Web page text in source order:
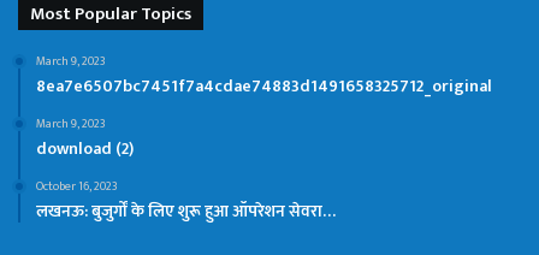
Most Popular Topics
March 9, 2023
8ea7e6507bc7451f7a4cdae74883d1491658325712_original
March 9, 2023
download (2)
October 16, 2023
लखनऊ: बुजुर्गों के लिए शुरू हुआ ऑपरेशन सेवरा…